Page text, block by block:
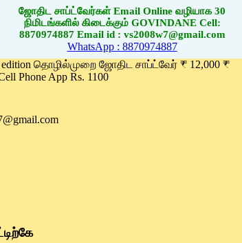
ஜோதிட சாப்ட்வேர்கள் Email Online வழியாக 30
நிமிடங்களில் கிடைக்கும் GOVINDANE Cell:
8870974887 Email id : vs2008w7@gmail.com
WhatsApp : 8870974887
edition தொழில்முறை ஜோதிட சாப்ட்வேர் ₹ 12,000 ₹
Phone App Rs. 1100